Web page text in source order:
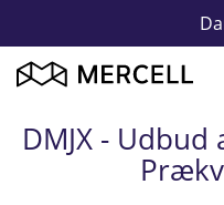
DMJX -